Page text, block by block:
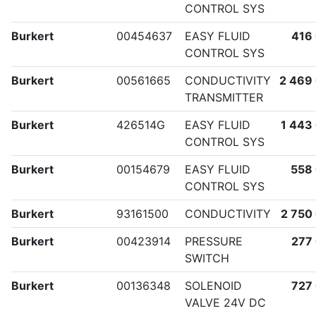
CONTROL SYS
Burkert 00454637
EASY FLUID
CONTROL SYS
416
Burkert 00561665
CONDUCTIVITY
TRANSMITTER
2 469
Burkert 426514G
EASY FLUID
CONTROL SYS
1 443
Burkert 00154679
EASY FLUID
CONTROL SYS
558
Burkert 93161500 CONDUCTIVITY
2 750
Burkert
00423914
PRESSURE
SWITCH
277
Burkert 00136348
SOLENOID
VALVE 24V DC
727